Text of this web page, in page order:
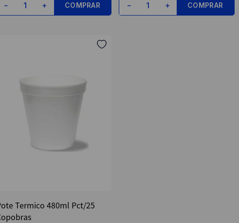
＋
－ COMPRAR ＋
－ COMPRAR
Termico 480ml Pct/25